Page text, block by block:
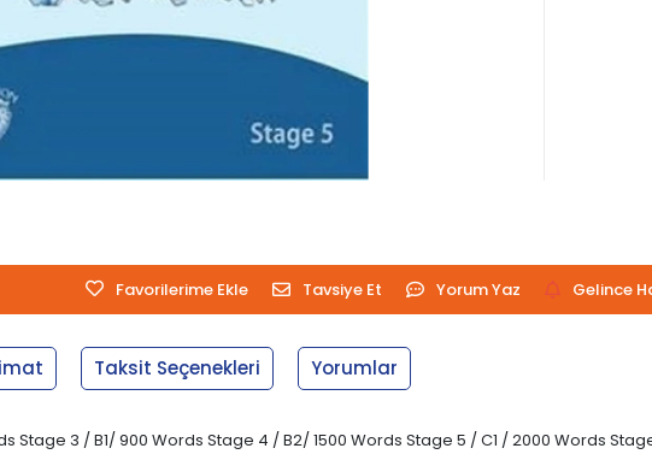
Favorilerime Ekle Tavsiye Et Yorum Yaz Gelince
Taksit Seçenekleri Yorumlar
Stage 3 / B1/ 900 Words Stage 4 / B2/ 1500 Words Stage 5 / C1 / 2000 Words